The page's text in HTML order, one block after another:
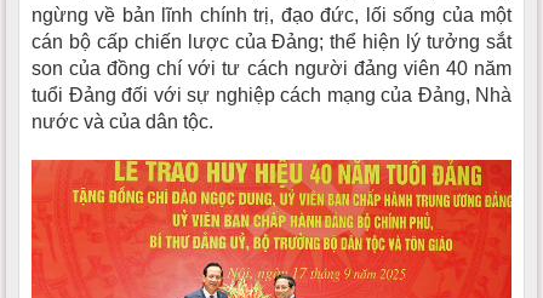
ngừng về bản lĩnh chính trị, đạo đức, lối sống của một
cán bộ cấp chiến lược của Đảng; thể hiện lý tưởng sắt
son của đồng chí với tư cách người đảng viên 40 năm
tuổi Đảng đối với sự nghiệp cách mạng của Đảng, Nhà
nước và của dân tộc.